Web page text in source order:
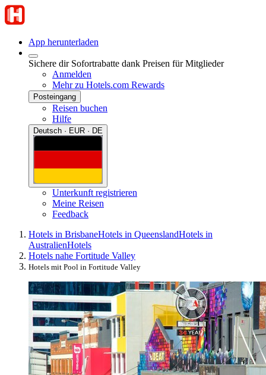
App herunterladen
Sichere dir Sofortrabatte dank Preisen für Mitglieder
Anmelden
Mehr zu Hotels.com Rewards
Posteingang
Reisen buchen
Hilfe
Deutsch · EUR · DE
Unterkunft registrieren
Meine Reisen
Feedback
Hotels in BrisbaneHotels in QueenslandHotels in
AustralienHotels
Hotels nahe Fortitude Valley
Hotels mit Pool in Fortitude Valley